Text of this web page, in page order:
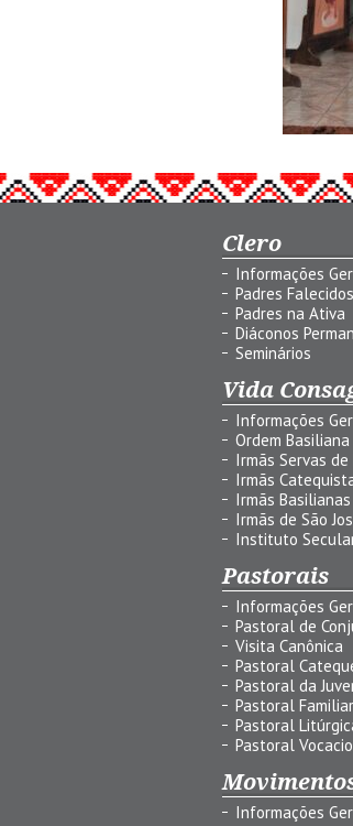
Clero
Informações
Padres Falecidos
Padres na Ativa
Diáconos
Seminários
Vida
Informações
Ordem
Irmãs Servas
Irmãs
Irmãs Basilianas
Irmãs de São
Instituto
Pastorais
Informações
Pastoral de
Visita Canônica
Pastoral
Pastoral da
Pastoral Familiar
Pastoral
Pastoral
Informações